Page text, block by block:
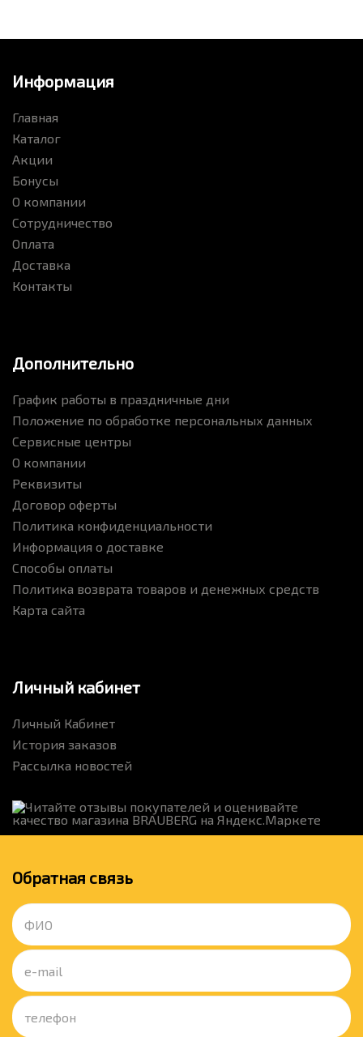
Информация
Главная
Каталог
Акции
Бонусы
О компании
Сотрудничество
Оплата
Доставка
Контакты
Дополнительно
График работы в праздничные дни
Положение по обработке персональных данных
Сервисные центры
О компании
Реквизиты
Договор оферты
Политика конфиденциальности
Информация о доставке
Способы оплаты
Политика возврата товаров и денежных средств
Карта сайта
Личный кабинет
Личный Кабинет
История заказов
Рассылка новостей
Обратная связь